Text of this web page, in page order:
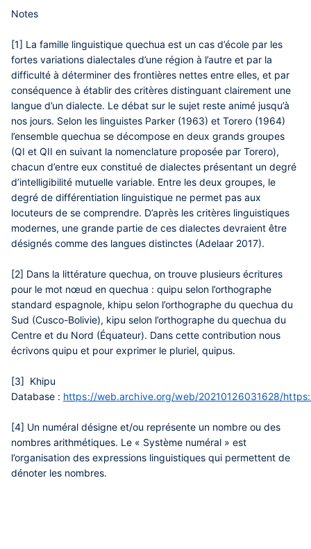
Notes
[1] La famille linguistique quechua est un cas d’école par les
fortes variations dialectales d’une région à l’autre et par la
difficulté à déterminer des frontières nettes entre elles, et par
conséquence à établir des critères distinguant clairement une
langue d’un dialecte. Le débat sur le sujet reste animé jusqu’à
nos jours. Selon les linguistes Parker (1963) et Torero (1964)
l’ensemble quechua se décompose en deux grands groupes
(QI et QII en suivant la nomenclature proposée par Torero),
chacun d’entre eux constitué de dialectes présentant un degré
d’intelligibilité mutuelle variable. Entre les deux groupes, le
degré de différentiation linguistique ne permet pas aux
locuteurs de se comprendre. D’après les critères linguistiques
modernes, une grande partie de ces dialectes devraient être
désignés comme des langues distinctes (Adelaar 2017).
[2] Dans la littérature quechua, on trouve plusieurs écritures
pour le mot nœud en quechua : quipu selon l’orthographe
standard espagnole, khipu selon l’orthographe du quechua du
Sud (Cusco-Bolivie), kipu selon l’orthographe du quechua du
Centre et du Nord (Équateur). Dans cette contribution nous
écrivons quipu et pour exprimer le pluriel, quipus.
[3] Khipu
Database : https://web.archive.org/web/20210126031628/
[4] Un numéral désigne et/ou représente un nombre ou des
nombres arithmétiques. Le « Système numéral » est
l’organisation des expressions linguistiques qui permettent de
dénoter les nombres.